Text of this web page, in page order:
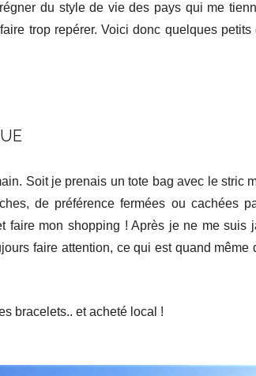
du style de vie des pays qui me
trop repérer. Voici donc quelques
Soit je prenais un tote bag avec le stric
de préférence fermées ou cachées
faire mon shopping ! Après je ne me
faire attention, ce qui est quand
bracelets.. et acheté local !